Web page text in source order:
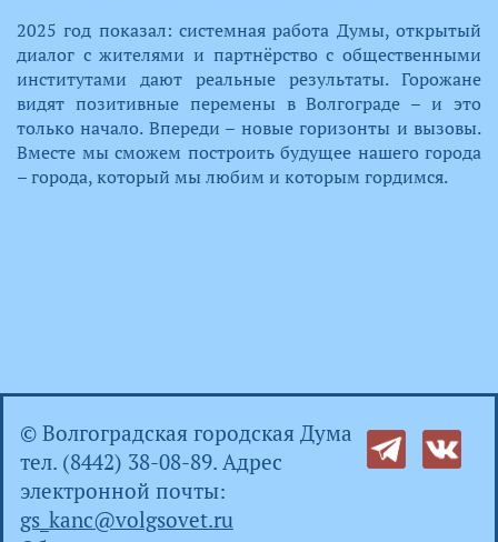
​2025 год показал: системная работа Думы, открытый
диалог с жителями и партнёрство с общественными
институтами дают реальные результаты. Горожане
видят позитивные перемены в Волгограде – и это
только начало. Впереди – новые горизонты и вызовы.
Вместе мы сможем построить будущее нашего города
– города, который мы любим и которым гордимся.​
© Волгоградская городская Дума
тел. (8442) 38-08-89. Адрес
электронной почты:
gs_kanc@volgsovet.ru